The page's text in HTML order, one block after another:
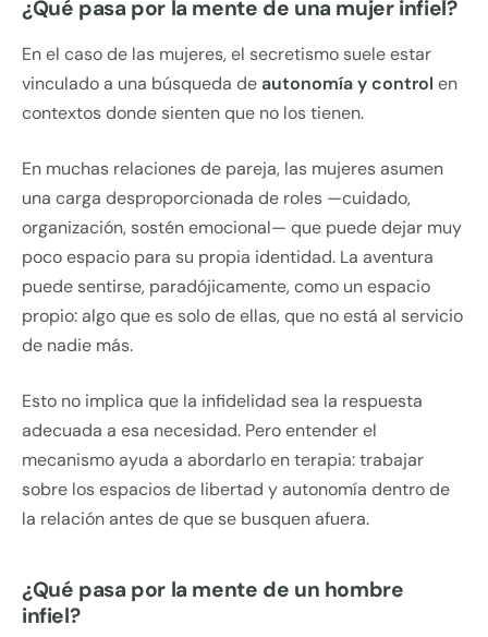
¿Qué pasa por la mente de una mujer infiel?
En el caso de las mujeres, el secretismo suele estar
vinculado a una búsqueda deautonomía y control en
contextos donde sienten que no los tienen.
En muchas relaciones de pareja, las mujeres asumen
una carga desproporcionada de roles —cuidado,
organización, sostén emocional— que puede dejar muy
poco espacio para su propia identidad. La aventura
puede sentirse, paradójicamente, como un espacio
propio: algo que es solo de ellas, que no está al servicio
de nadie más.
Esto no implica que la infidelidad sea la respuesta
adecuada a esa necesidad. Pero entender el
mecanismo ayuda a abordarlo en terapia: trabajar
sobre los espacios de libertad y autonomía dentro de
la relación antes de que se busquen afuera.
¿Qué pasa por la mente de un hombre
infiel?